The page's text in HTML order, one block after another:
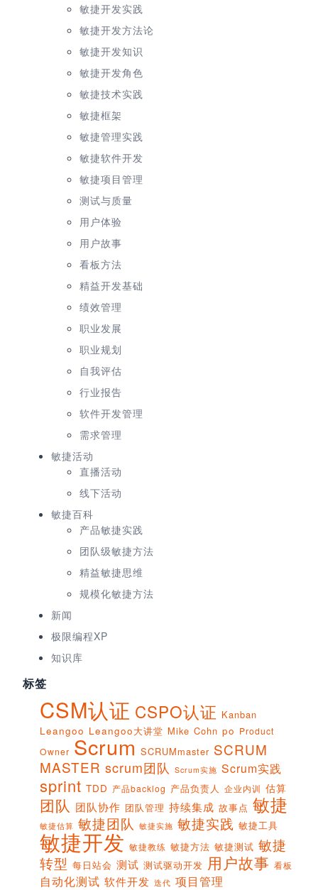
敏捷开发实践
敏捷开发方法论
敏捷开发知识
敏捷开发角色
敏捷技术实践
敏捷框架
敏捷管理实践
敏捷软件开发
敏捷项目管理
测试与质量
用户体验
用户故事
看板方法
精益开发基础
绩效管理
职业发展
职业规划
自我评估
行业报告
软件开发管理
需求管理
敏捷活动
直播活动
线下活动
敏捷百科
产品敏捷实践
团队级敏捷方法
精益敏捷思维
规模化敏捷方法
新闻
极限编程XP
知识库
标签
CSM认证 CSPO认证 Kanban
Leangoo Leangoo大讲堂 Mike Cohn po Product
Owner Scrum SCRUMmaster SCRUM
MASTER scrum团队 Scrum实施 Scrum实践
sprint TDD 产品backlog 产品负责人 企业内训 估算
团队 团队协作 团队管理 持续集成 故事点 敏捷
敏捷估算 敏捷团队 敏捷实施 敏捷实践 敏捷工具
敏捷开发 敏捷教练 敏捷方法 敏捷测试 敏捷
转型 每日站会 测试 测试驱动开发 用户故事 看板
自动化测试 软件开发 迭代 项目管理